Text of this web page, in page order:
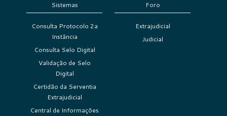
Sistemas
Consulta Protocolo 2a
Instância
Consulta Selo Digital
Validação de Selo
Digital
Certidão da Serventia
Extrajudicial
Central de Informações
Foro
Extrajudicial
Judicial